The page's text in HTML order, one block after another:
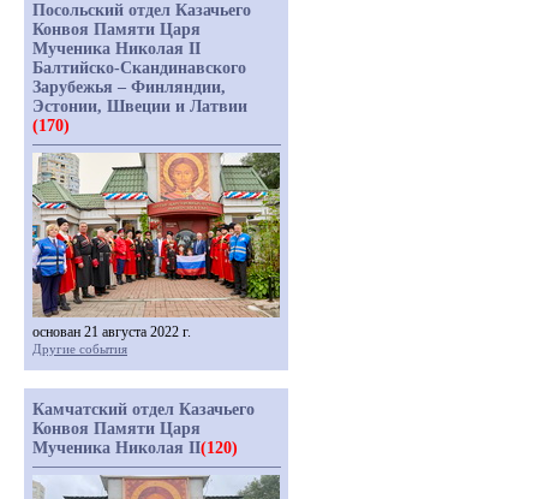
Посольский отдел Казачьего
Конвоя Памяти Царя
Мученика Николая II
Балтийско-Скандинавского
Зарубежья – Финляндии,
Эстонии, Швеции и Латвии
(170)
основан 21 августа 2022 г.
Другие события
Камчатский отдел Казачьего
Конвоя Памяти Царя
Мученика Николая II(120)